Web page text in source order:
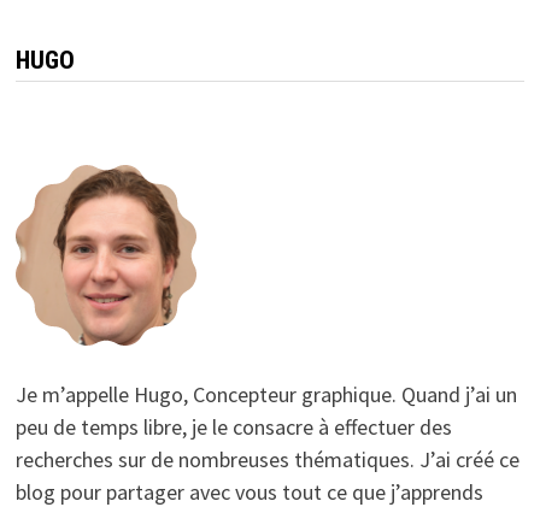
HUGO
Je m’appelle Hugo, Concepteur graphique. Quand j’ai un
peu de temps libre, je le consacre à effectuer des
recherches sur de nombreuses thématiques. J’ai créé ce
blog pour partager avec vous tout ce que j’apprends